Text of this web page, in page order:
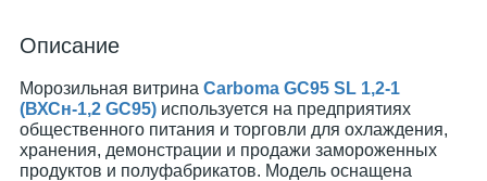
Описание
Морозильная витрина Carboma GC95 SL 1,2-1
(ВХСн-1,2 GC95) используется на предприятиях
общественного питания и торговли для охлаждения,
хранения, демонстрации и продажи замороженных
продуктов и полуфабрикатов. Модель оснащена